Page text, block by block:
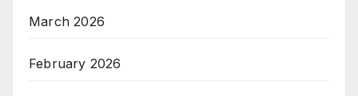
March 2026
February 2026